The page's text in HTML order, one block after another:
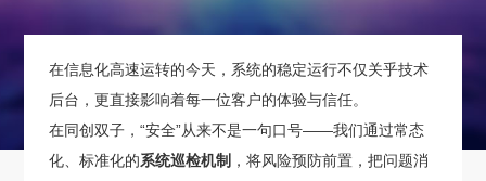
在信息化高速运转的今天，系统的稳定运行不仅关乎技术
后台，更直接影响着每一位客户的体验与信任。
在同创双子，“安全”从来不是一句口号——我们通过常态
化、标准化的系统巡检机制 ，将风险预防前置，把问题消